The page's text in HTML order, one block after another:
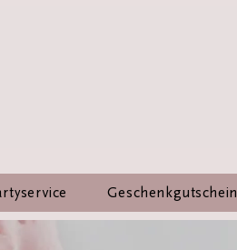
Geschenkgutschein